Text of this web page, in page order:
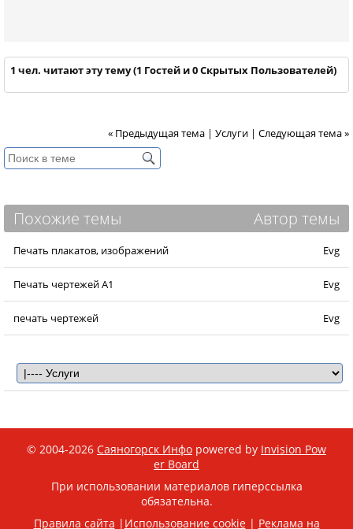
1 чел. читают эту тему (1 Гостей и 0 Скрытых Пользователей)
« Предыдущая тема | Услуги | Следующая тема »
Похожие темы Автор темы
Печать плакатов, изображений Evg
Печать чертежей А1 Evg
печать чертежей Evg
© 2004-2026 Саяногорск Инфо powered by Invision Pow
er Board
При использовании материалов гиперссылка
обязательна.
Правила сайта | Использование cookie| Реклама на